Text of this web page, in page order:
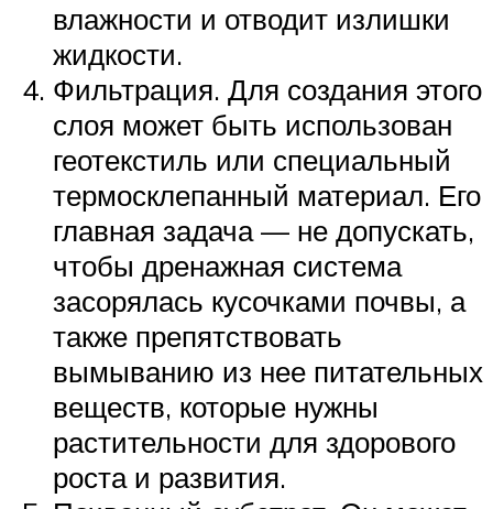
влажности и отводит излишки
жидкости.
Фильтрация. Для создания этого
слоя может быть использован
геотекстиль или специальный
термосклепанный материал. Его
главная задача — не допускать,
чтобы дренажная система
засорялась кусочками почвы, а
также препятствовать
вымыванию из нее питательных
веществ, которые нужны
растительности для здорового
роста и развития.